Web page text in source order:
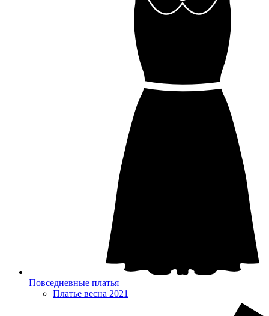
Повседневные платья
Платье весна 2021